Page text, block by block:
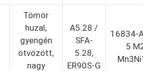
Tömör
huzal,
gyengén
ötvözött,
nagy
A5.28 /
SFA-
5.28,
ER90S-G
16834-
5